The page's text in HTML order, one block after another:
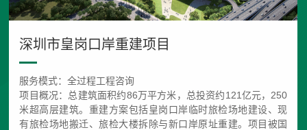
深圳市皇岗口岸重建项目
服务模式：全过程工程咨询
项目概况：总建筑面积约86万平方米，总投资约121亿元，250
米超高层建筑。重建方案包括皇岗口岸临时旅检场地建设、现
有旅检场地搬迁、旅检大楼拆除与新口岸原址重建。项目被国